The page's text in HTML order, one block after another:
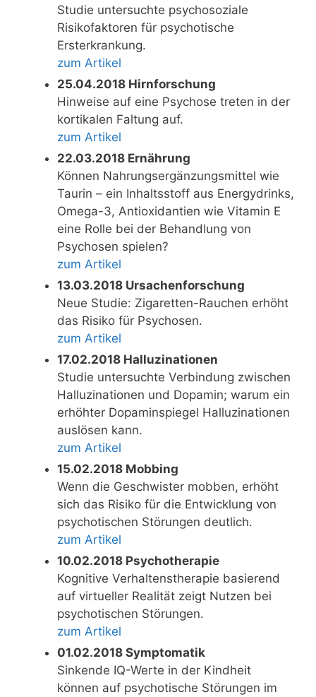
Studie untersuchte psychosoziale
Risikofaktoren für psychotische
Ersterkrankung.
zum Artikel
25.04.2018 Hirnforschung
Hinweise auf eine Psychose treten in der
kortikalen Faltung auf.
zum Artikel
22.03.2018 Ernährung
Können Nahrungsergänzungsmittel wie
Taurin – ein Inhaltsstoff aus Energydrinks,
Omega-3, Antioxidantien wie Vitamin E
eine Rolle bei der Behandlung von
Psychosen spielen?
zum Artikel
13.03.2018 Ursachenforschung
Neue Studie: Zigaretten-Rauchen erhöht
das Risiko für Psychosen.
zum Artikel
17.02.2018 Halluzinationen
Studie untersuchte Verbindung zwischen
Halluzinationen und Dopamin; warum ein
erhöhter Dopaminspiegel Halluzinationen
auslösen kann.
zum Artikel
15.02.2018 Mobbing
Wenn die Geschwister mobben, erhöht
sich das Risiko für die Entwicklung von
psychotischen Störungen deutlich.
zum Artikel
10.02.2018 Psychotherapie
Kognitive Verhaltenstherapie basierend
auf virtueller Realität zeigt Nutzen bei
psychotischen Störungen.
zum Artikel
01.02.2018 Symptomatik
Sinkende IQ-Werte in der Kindheit
können auf psychotische Störungen im